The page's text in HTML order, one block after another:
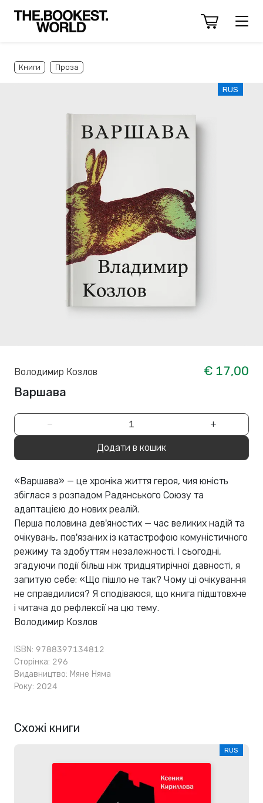
Книги Проза
RUS
Володимир Козлов
€ 17,00
Варшава
− +
Додати в кошик
«Варшава» — це хроніка життя героя, чия юність
збіглася з розпадом Радянського Союзу та
адаптацією до нових реалій.
Перша половина дев'яностих — час великих надій та
очікувань, пов'язаних із катастрофою комуністичного
режиму та здобуттям незалежності. І сьогодні,
згадуючи події більш ніж тридцятирічної давності, я
запитую себе: «Що пішло не так? Чому ці очікування
не справдилися? Я сподіваюся, що книга підштовхне
і читача до рефлексії на цю тему.
Володимир Козлов
ISBN: 9788397134812
Сторінка: 296
Видавництво: Мяне Няма
Року: 2024
Схожі книги
RUS